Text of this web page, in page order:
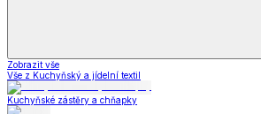
Zobrazit vše
Vše z Kuchyňský a jídelní textil
Kuchyňské zástěry a chňapky